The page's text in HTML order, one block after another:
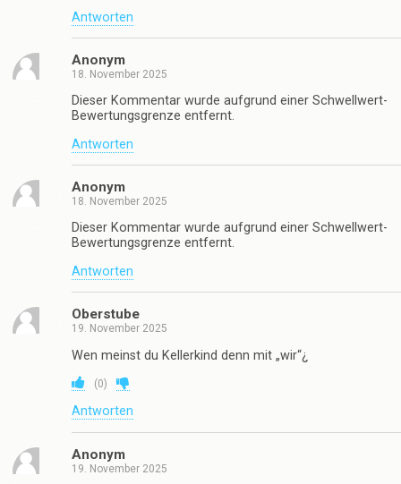
Antworten
Anonym
18. November 2025
Dieser Kommentar wurde aufgrund einer Schwellwert-
Bewertungsgrenze entfernt.
Antworten
Anonym
18. November 2025
Dieser Kommentar wurde aufgrund einer Schwellwert-
Bewertungsgrenze entfernt.
Antworten
Oberstube
19. November 2025
Wen meinst du Kellerkind denn mit „wir“¿
(0)
Antworten
Anonym
19. November 2025